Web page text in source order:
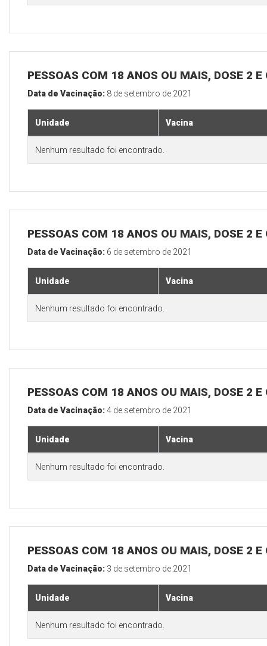
PESSOAS COM 18 ANOS OU MAIS, DOSE 2 E
Data de Vacinação: 8 de setembro de 2021
Unidade Vacina
Nenhum resultado foi encontrado.
PESSOAS COM 18 ANOS OU MAIS, DOSE 2 E
Data de Vacinação: 6 de setembro de 2021
Unidade Vacina
Nenhum resultado foi encontrado.
PESSOAS COM 18 ANOS OU MAIS, DOSE 2 E
Data de Vacinação:4 de setembro de 2021
Unidade Vacina
Nenhum resultado foi encontrado.
PESSOAS COM 18 ANOS OU MAIS, DOSE 2 E
Data de Vacinação: 3 de setembro de 2021
Unidade Vacina
Nenhum resultado foi encontrado.